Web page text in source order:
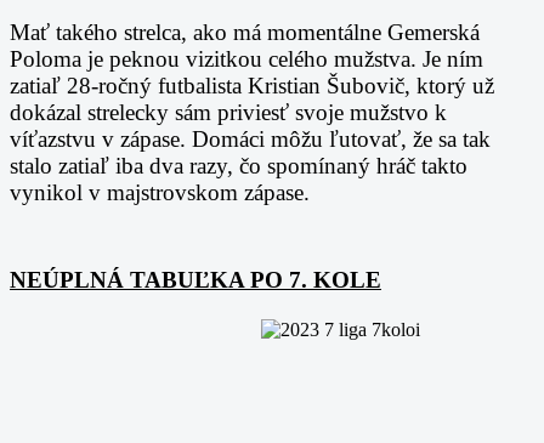
Mať takého strelca, ako má momentálne Gemerská
Poloma je peknou vizitkou celého mužstva. Je ním
zatiaľ 28-ročný futbalista Kristian Šubovič, ktorý už
dokázal strelecky sám priviesť svoje mužstvo k
víťazstvu v zápase. Domáci môžu ľutovať, že sa tak
stalo zatiaľ iba dva razy, čo spomínaný hráč takto
vynikol v majstrovskom zápase.
NEÚPLNÁ TABUĽKA PO 7. KOLE